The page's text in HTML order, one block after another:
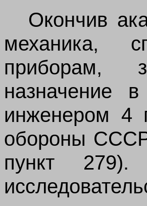
Окончив
механика,
приборам,
назначение
инженером 4
обороны
пункт